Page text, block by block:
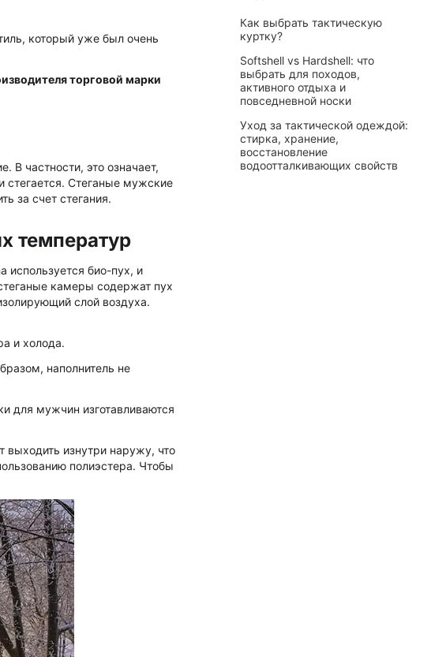
который уже был очень
торговой марки
В частности, это означает,
стегается. Стеганые мужские
за счет стегания.
температур
используется био-пух, и
камеры содержат пух
слой воздуха.
и холода.
наполнитель не
для мужчин изготавливаются
выходить изнутри наружу, что
полиэстера. Чтобы
​Как выбрать тактическую
куртку?
Softshell vs Hardshell: что
выбрать для походов,
активного отдыха и
повседневной носки
Уход за тактической одеждой:
стирка, хранение,
восстановление
водоотталкивающих свойств